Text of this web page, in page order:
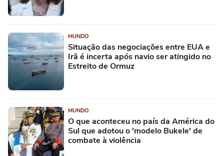
MUNDO
Situação das negociações entre EUA e
Irã é incerta após navio ser atingido no
Estreito de Ormuz
MUNDO
O que aconteceu no país da América do
Sul que adotou o 'modelo Bukele' de
combate à violência